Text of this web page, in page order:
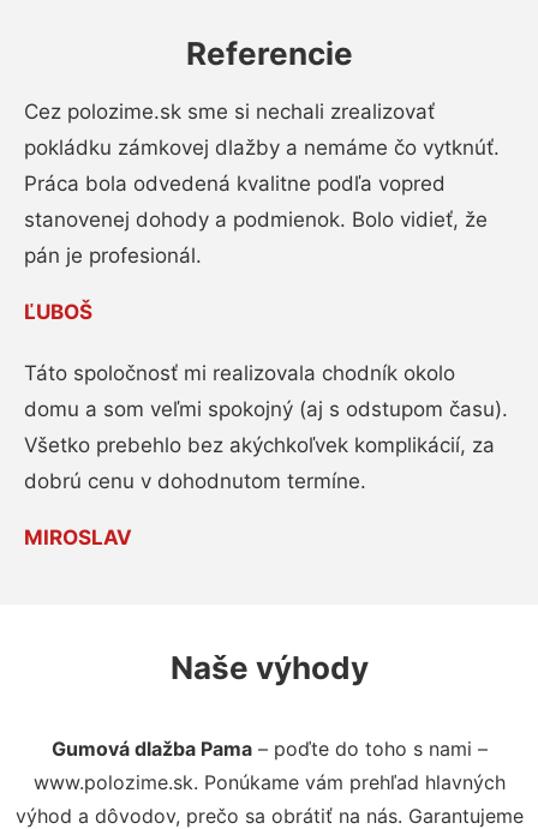
Referencie
Cez polozime.sk sme si nechali zrealizovať
pokládku zámkovej dlažby a nemáme čo vytknúť.
Práca bola odvedená kvalitne podľa vopred
stanovenej dohody a podmienok. Bolo vidieť, že
pán je profesionál.
ĽUBOŠ
Táto spoločnosť mi realizovala chodník okolo
domu a som veľmi spokojný (aj s odstupom času).
Všetko prebehlo bez akýchkoľvek komplikácií, za
dobrú cenu v dohodnutom termíne.
MIROSLAV
Naše výhody
Gumová dlažba Pama– poďte do toho s nami –
www.polozime.sk. Ponúkame vám prehľad hlavných
výhod a dôvodov, prečo sa obrátiť na nás. Garantujeme